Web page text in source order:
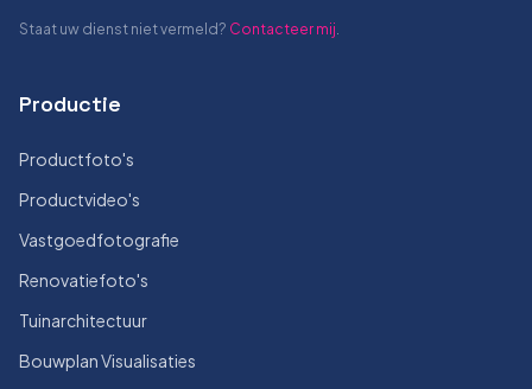
Staat uw dienst niet vermeld? Contacteer mij.
Productie
Productfoto's
Productvideo's
Vastgoedfotografie
Renovatiefoto's
Tuinarchitectuur
Bouwplan Visualisaties